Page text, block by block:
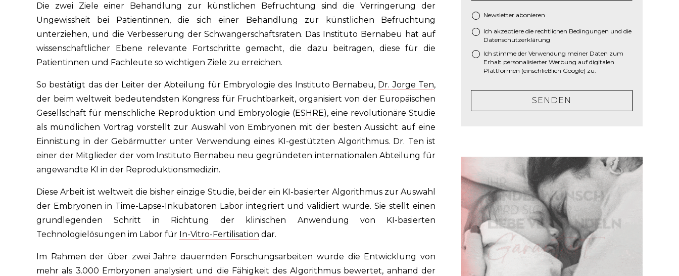
Die zwei Ziele einer Behandlung zur künstlichen Befruchtung sind die Verringerung der
Ungewissheit bei Patientinnen, die sich einer Behandlung zur künstlichen Befruchtung
unterziehen, und die Verbesserung der Schwangerschaftsraten. Das Instituto Bernabeu hat auf
wissenschaftlicher Ebene relevante Fortschritte gemacht, die dazu beitragen, diese für die
Patientinnen und Fachleute so wichtigen Ziele zu erreichen.
So bestätigt das der Leiter der Abteilung für Embryologie des Instituto Bernabeu, Dr. Jorge Ten,
der beim weltweit bedeutendsten Kongress für Fruchtbarkeit, organisiert von der Europäischen
Gesellschaft für menschliche Reproduktion und Embryologie (ESHRE), eine revolutionäre Studie
als mündlichen Vortrag vorstellt zur Auswahl von Embryonen mit der besten Aussicht auf eine
Einnistung in der Gebärmutter unter Verwendung eines KI-gestützten Algorithmus. Dr. Ten ist
einer der Mitglieder der vom Instituto Bernabeu neu gegründeten internationalen Abteilung für
angewandte KI in der Reproduktionsmedizin.
Diese Arbeit ist weltweit die bisher einzige Studie, bei der ein KI-basierter Algorithmus zur Auswahl
der Embryonen in Time-Lapse-Inkubatoren Labor integriert und validiert wurde. Sie stellt einen
grundlegenden Schritt in Richtung der klinischen Anwendung von KI-basierten
Technologielösungen im Labor für In-Vitro-Fertilisation dar.
Im Rahmen der über zwei Jahre dauernden Forschungsarbeiten wurde die Entwicklung von
mehr als 3.000 Embryonen analysiert und die Fähigkeit des Algorithmus bewertet, anhand der
Newsletter abonieren
* Ich akzeptiere die rechtlichen Bedingungen und die
Datenschutzerklärung
Ich stimme der Verwendung meiner Daten zum
Erhalt personalisierter Werbung auf digitalen
Plattformen (einschließlich Google) zu.
SENDEN